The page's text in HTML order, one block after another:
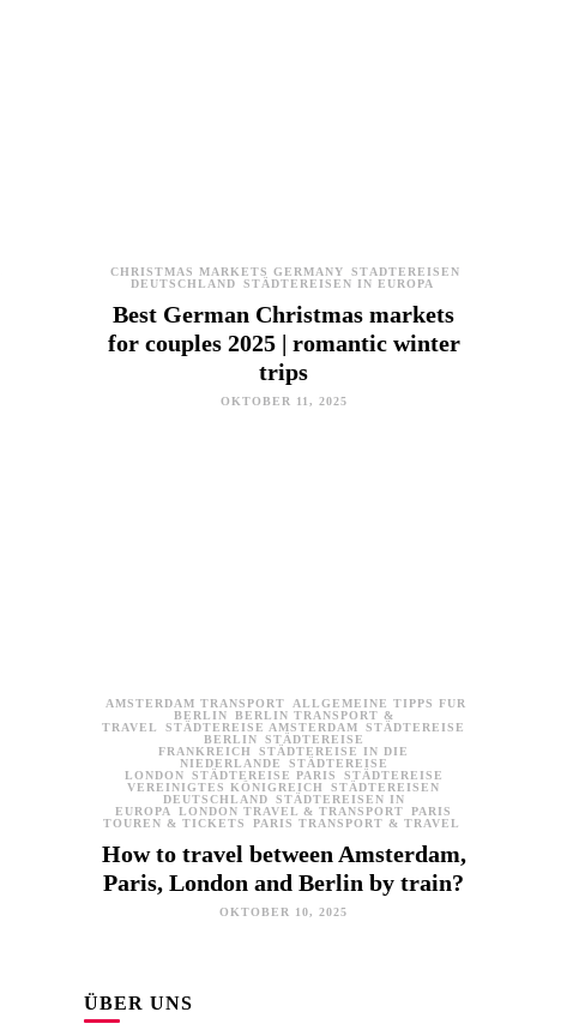
CHRISTMAS MARKETS GERMANY
STÄDTEREISEN
DEUTSCHLAND
STÄDTEREISEN IN EUROPA
Best German Christmas markets
for couples 2025 | romantic winter
trips
OKTOBER 11, 2025
AMSTERDAM TRANSPORT
ALLGEMEINE TIPPS FÜR
BERLIN
BERLIN TRANSPORT &
TRAVEL
STÄDTEREISE AMSTERDAM
STÄDTEREISE
BERLIN
STÄDTEREISE
FRANKREICH
STÄDTEREISE IN DIE
NIEDERLANDE
STÄDTEREISE
LONDON
STÄDTEREISE PARIS
STÄDTEREISE
VEREINIGTES KÖNIGREICH
STÄDTEREISEN
DEUTSCHLAND
STÄDTEREISEN IN
EUROPA
LONDON TRAVEL & TRANSPORT
PARIS
TOUREN & TICKETS
PARIS TRANSPORT & TRAVEL
How to travel between Amsterdam,
Paris, London and Berlin by train?
OKTOBER 10, 2025
ÜBER UNS